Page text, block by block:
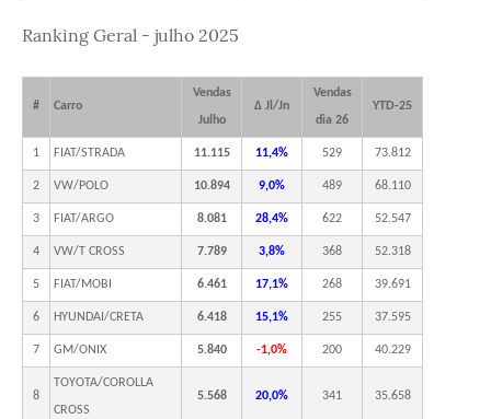
Ranking Geral - julho 2025
# Carro
Vendas
Julho
Δ Jl/Jn
Vendas
dia 26
YTD-25
1 FIAT/STRADA 11.115 11,4% 529 73.812
2 VW/POLO 10.894 9,0% 489 68.110
3 FIAT/ARGO 8.081 28,4% 622 52.547
4 VW/T CROSS 7.789 3,8% 368 52.318
5 FIAT/MOBI 6.461 17,1% 268 39.691
6 HYUNDAI/CRETA 6.418 15,1% 255 37.595
7 GM/ONIX 5.840 -1,0% 200 40.229
8
TOYOTA/COROLLA
CROSS
5.568 20,0% 341 35.658